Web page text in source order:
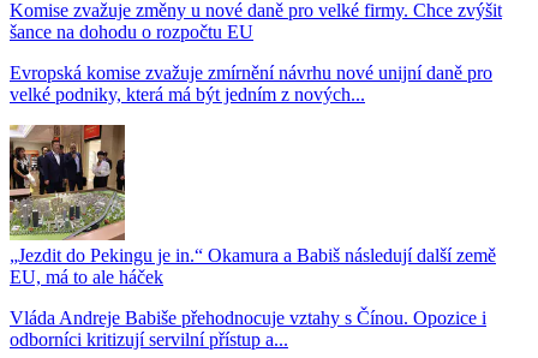
Komise zvažuje změny u nové daně pro velké firmy. Chce zvýšit
šance na dohodu o rozpočtu EU
Evropská komise zvažuje zmírnění návrhu nové unijní daně pro
velké podniky, která má být jedním z nových...
„Jezdit do Pekingu je in.“ Okamura a Babiš následují další země
EU, má to ale háček
Vláda Andreje Babiše přehodnocuje vztahy s Čínou. Opozice i
odborníci kritizují servilní přístup a...